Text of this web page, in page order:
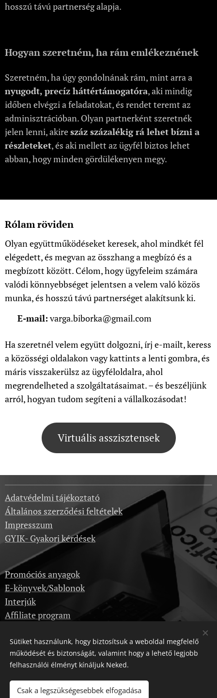
hosszú távú partnerség alapja.
Hogyan szeretném, ha rám emlékeznének
Szeretném, ha úgy gondolnának rám, mint arra a
nyugodt, precíz háttértámogatóra, aki mindig
időben elvégzi a feladatokat, és rendet teremt az
adminisztrációban. Olyan partnerként szeretnék
jelen lenni, akireszáz százalékig rá lehet bízni a
részleteket, és aki mellett az ügyfél biztos lehet
abban, hogy minden gördülékenyen megy.
Rólam röviden
Olyan együttműködéseket keresek, ahol mindkét fél
elégedett, és megvan az összhang a megbízó és a
megbízott között. Célom, hogy ügyfeleim számára
valódi könnyebbséget jelentsen a velem való közös
munka, és hosszú távú partnerséget alakítsunk ki.
E-mail: varga.biborka@gmail.com
Ha szeretnél velem együtt dolgozni, írj e-mailt, keress
a közösségi oldalakon vagy kattints a lenti gombra, és
máris visszakerülsz az ügyféloldalra, ahol
megrendelheted a szolgáltatásaimat. – és beszéljünk
arról, hogyan tudom segíteni a vállalkozásodat!
Virtuális asszisztensek
Adatvédelmi tájékoztató
Általános szerződési feltételek
Impresszum
GYIK- Gyakori kérdések
Promóciós anyagok
E-könyvek/Sablonok
Interjúk
Affiliate program
Képzések
Kérdezz itt
Dropshipping velünk
Karrier
Sütiket használunk, hogy biztosítsuk a weboldal megfelelő
működését és biztonságát, valamint hogy a lehető legjobb
felhasználói élményt kínáljuk Neked.
Csak a legszükségesebbek elfogadása